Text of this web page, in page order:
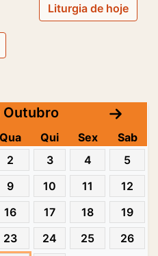
Liturgia de hoje
Outubro
Qua Qui Sex
Sab
2 3 4
5
9 10 11
12
16 17 18
19
23 24 25
26